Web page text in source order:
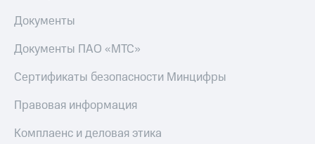
Документы
Документы ПАО «МТС»
Сертификаты безопасности Минцифры
Правовая информация
Комплаенс и деловая этика